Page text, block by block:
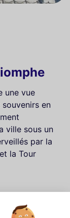
une vue
en
ville sous un
par la
la Tour
avoir